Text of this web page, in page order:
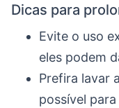
Dicas para
Evite o uso
eles podem
Prefira lavar
possível